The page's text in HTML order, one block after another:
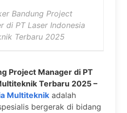
Bandung Project
di PT Laser Indonesia
Terbaru 2025
Project Manager di PT
Terbaru 2025 –
Multiteknik adalah
bergerak di bidang